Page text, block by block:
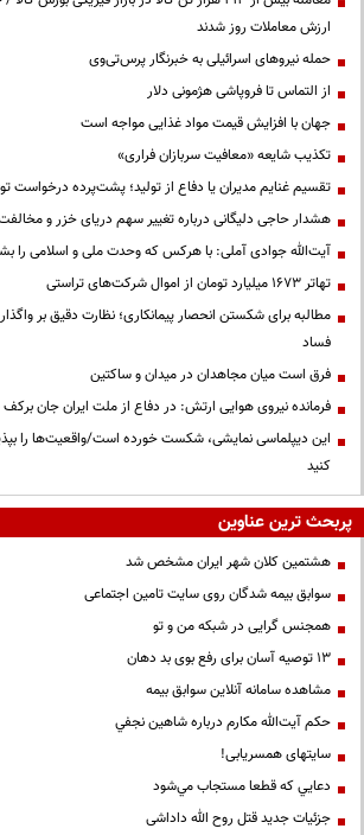
ارزش معاملات روز شدند
حمله نیروهای اسرائیلی به خبرنگار پرس‌تی‌وی
از التماس تا فروپاشی هژمونی دلار
جهان با افزایش قیمت مواد غذایی مواجه است
تکذیب شایعه «معافیت سربازان فراری»
تقسیم غنایم مدیران یا دفاع از تولید؛ پشت‌پرده درخواست
هشدار حاجی دلیگانی درباره تغییر سهم دریای خزر و مخالفت
آیت‌الله جوادی آملی: با هرکس که وحدت ملی و اسلامی را
تهاتر ۱۶۷۳ میلیارد تومان از اموال شرکت‌های تراستی
مطالبه برای شکستن انحصار پیمانکاری؛ نظارت دقیق بر
فساد
فرق است میان مجاهدان در میدان و ساکتین
فرمانده نیروی هوایی ارتش: در دفاع از ملت ایران جان
این دیپلماسی نمایشی، شکست خورده است/واقعیت‌ها را
کنید
پربحث ترین عناوین
هشتمین کلان شهر ایران مشخص شد
سوابق بیمه شدگان روی سایت تامین اجتماعی
همجنس گرایی در شبکه من و تو
13 توصیه آسان برای رفع بوی بد دهان
مشاهده سامانه آنلاين سوابق بیمه
حكم آيت‌الله مكارم درباره شاهين نجفي
سایتهای همسریابی!
دعايي كه قطعا مستجاب مي‌شود
جزئیات جدید قتل روح الله داداشی